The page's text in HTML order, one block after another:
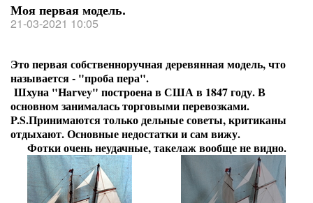
Моя первая модель.
21-03-2021 10:05
Это первая собственноручная деревянная модель, что
называется - "проба пера".
Шхуна "Harvey" построена в США в 1847 году. В
основном занималась торговыми перевозками.
P.S.Принимаются только дельные советы, критиканы
отдыхают. Основные недостатки и сам вижу.
Фотки очень неудачные, такелаж вообще не видно.